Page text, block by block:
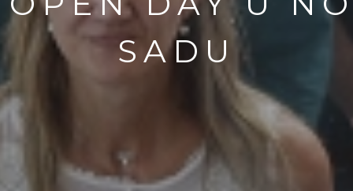
SADU